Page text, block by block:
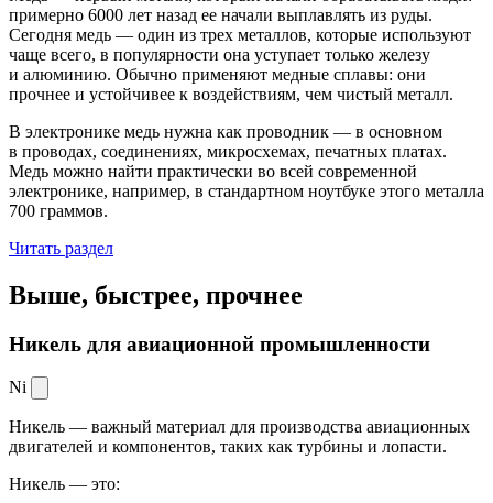
примерно 6000 лет назад ее начали выплавлять из руды.
Сегодня медь — один из трех металлов, которые используют
чаще всего, в популярности она уступает только железу
и алюминию. Обычно применяют медные сплавы: они
прочнее и устойчивее к воздействиям, чем чистый металл.
В электронике медь нужна как проводник — в основном
в проводах, соединениях, микросхемах, печатных платах.
Медь можно найти практически во всей современной
электронике, например, в стандартном ноутбуке этого металла
700 граммов.
Читать раздел
Выше, быстрее, прочнее
Никель для авиационной промышленности
Ni
Никель — важный материал для производства авиационных
двигателей и компонентов, таких как турбины и лопасти.
Никель — это: